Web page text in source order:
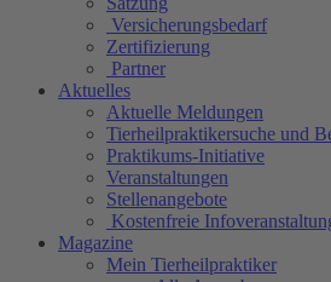
Versicherungsbedarf
Zertifizierung
Partner
Aktuelles
Aktuelle Meldungen
Tierheilpraktikersuche und
Praktikums-Initiative
Veranstaltungen
Stellenangebote
Kostenfreie
Magazine
Mein Tierheilpraktiker